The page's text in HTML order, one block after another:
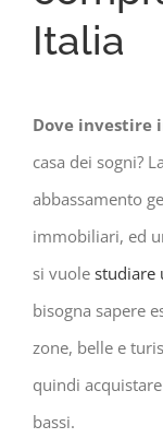
Italia
Dove investire
casa dei sogni?
abbassamento
immobiliari, ed
si vuole studiare
bisogna sapere
zone, belle e
quindi
bassi.